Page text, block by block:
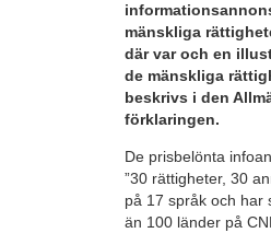
mänskliga
där var och en
de mänskliga
beskrivs i den
förklaringen.
De prisbelönta
”30 rättigheter, 30
på 17 språk och har
än 100 länder på